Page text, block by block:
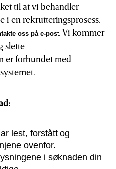
til at vi behandler
i en rekrutteringsprosess.
oss på e-post. Vi kommer
slette
er forbundet med
lest, forstått og
ovenfor.
i søknaden din